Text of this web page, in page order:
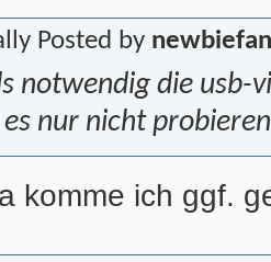
Posted by newbiefan
notwendig die usb-
nur nicht
komme ich ggf.